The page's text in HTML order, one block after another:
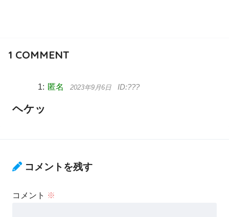
1 COMMENT
匿名 2023年9月6日
ヘケッ
コメントを残す
コメント ※